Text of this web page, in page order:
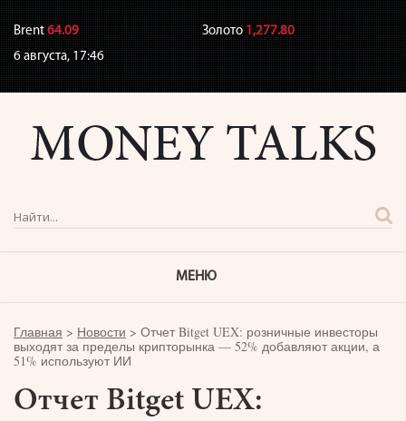
Brent64.09 Золото1,277.80
6 августа,17:46
МЕНЮ
Главная > Новости > Отчет Bitget UEX: розничные инвесторы
выходят за пределы крипторынка — 52% добавляют акции, а
51% используют ИИ
Отчет Bitget UEX: